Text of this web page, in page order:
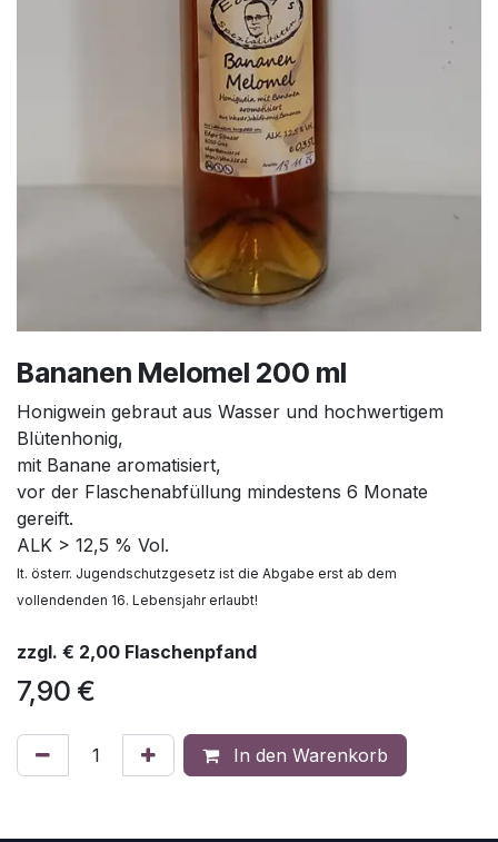
Bananen Melomel 200 ml
Honigwein gebraut aus Wasser und hochwertigem
Blütenhonig,
mit Banane aromatisiert,
vor der Flaschenabfüllung mindestens 6 Monate
gereift.
ALK > 12,5 % Vol.
lt. österr. Jugendschutzgesetz ist die Abgabe erst ab dem
vollendenden 16. Lebensjahr erlaubt!
zzgl. € 2,00 Flaschenpfand
7,90 €
In den Warenkorb